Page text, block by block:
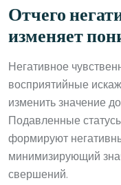
Отчего
изменяет
Негативное
восприятийные
изменить значение
Подавленные
формируют
минимизирующий
свершений.